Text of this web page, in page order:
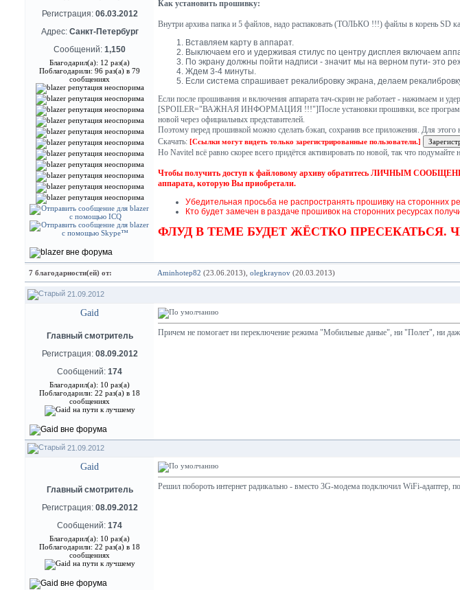
Регистрация: 06.03.2012
Адрес: Санкт-Петербург
Сообщений: 1,150
Благодарил(а): 12 раз(а)
Поблагодарили: 96 раз(а) в 79
сообщениях
Как установить прошивку:
Внутри архива папка и 5 файлов, надо распаковать (ТОЛЬКО !!!) файлы в корень SD
Вставляем карту в аппарат.
Выключаем его и удерживая стилус по центру дисплея включаем
По экрану должны пойти надписи - значит мы на верном пути- это
Ждем 3-4 минуты.
Если система спрашивает рекалибровку экрана, делаем
Если после прошивания и включения аппарата тач-скрин не работает - нажимаем и
[SPOILER="ВАЖНАЯ ИНФОРМАЦИЯ !!!"]После установки прошивки, все программы
новой через официальных представителей.
Поэтому перед прошивкой можно сделать бэкап, сохранив все приложения. Для
Скачать: [Ссылки могут видеть только зарегистрированные пользователи.]
Но Navitel всё равно скорее всего придётся активировать по новой, так что подумайте
Чтобы получить доступ к файловому архиву обратитесь ЛИЧНЫМ
аппарата, которую Вы приобретали.
Убедительная просьба не распространять прошивку на сторонних
Кто будет замечен в раздаче прошивок на сторонних ресурсах
ФЛУД В ТЕМЕ БУДЕТ ЖЁСТКО
7 благодарности(ей) от: Aminhotep82 (23.06.2013), olegkraynov (20.03.2013)
21.09.2012
Gaid
Главный смотритель
Регистрация: 08.09.2012
Сообщений: 174
Благодарил(а): 10 раз(а)
Поблагодарили: 22 раз(а) в 18
сообщениях
Причем не помогает ни переключение режима "Мобильные даные", ни "Полет", ни даже
21.09.2012
Gaid
Главный смотритель
Регистрация: 08.09.2012
Сообщений: 174
Благодарил(а): 10 раз(а)
Поблагодарили: 22 раз(а) в 18
сообщениях
Решил побороть интернет радикально - вместо 3G-модема подключил WiFi-адаптер,